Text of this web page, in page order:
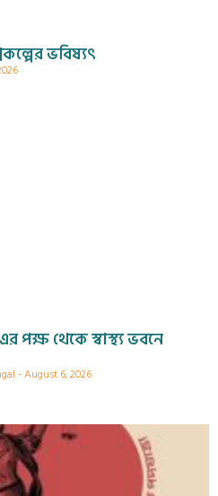
ভবিষ্যৎ
পক্ষ থেকে স্বাস্থ্য ভবনে
August 6, 2026